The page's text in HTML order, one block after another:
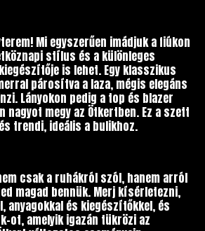
Mi egyszerűen imádjuk a fiúkon
stílus és a különleges
is lehet. Egy klasszikus
párosítva a laza, mégis elegáns
Lányokon pedig a top és blazer
nagyot megy az Ötkertben. Ez a szett
trendi, ideális a bulikhoz.
csak a ruhákról szól, hanem arról
magad bennük. Merj kísérletezni,
anyagokkal és kiegészítőkkel, és
ot, amelyik igazán tükrözi az